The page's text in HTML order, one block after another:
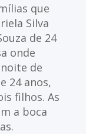
que
Silva
de 24
onde
de
24 anos,
filhos. As
a boca